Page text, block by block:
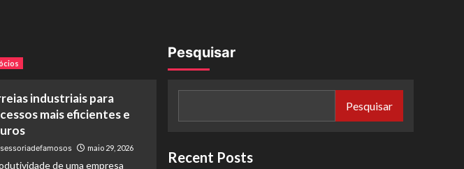
industriais para
mais eficientes e
maio 29, 2026
de uma empresa
Pesquisar
Pesquisar
Recent Posts